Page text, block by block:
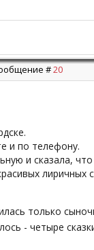
#20
и по телефону.
и сказала,
лиричных
только
- четыре